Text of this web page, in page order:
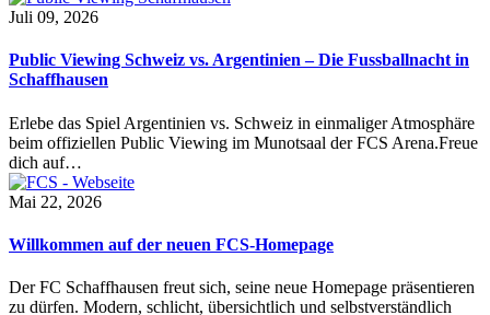
Juli 09, 2026
Public Viewing Schweiz vs. Argentinien – Die Fussballnacht in
Schaffhausen
Erlebe das Spiel Argentinien vs. Schweiz in einmaliger Atmosphäre
beim offiziellen Public Viewing im Munotsaal der FCS Arena.Freue
dich auf…
Mai 22, 2026
Willkommen auf der neuen FCS-Homepage
Der FC Schaffhausen freut sich, seine neue Homepage präsentieren
zu dürfen. Modern, schlicht, übersichtlich und selbstverständlich